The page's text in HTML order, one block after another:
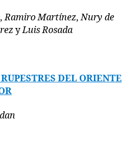
,Ramiro Martínez,Nury de
yLuis Rosada
DEL ORIENTE